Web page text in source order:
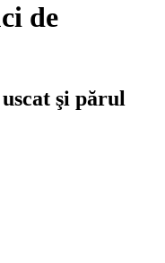
de
şi părul